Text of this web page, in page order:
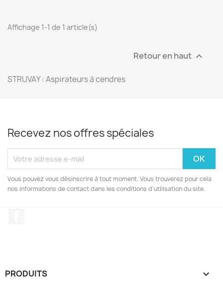
Affichage 1-1 de 1 article(s)
Retour en haut 
STRUVAY : Aspirateurs à cendres
Recevez nos offres spéciales
Vous pouvez vous désinscrire à tout moment. Vous trouverez pour cela
nos informations de contact dans les conditions d'utilisation du site.
PRODUITS 